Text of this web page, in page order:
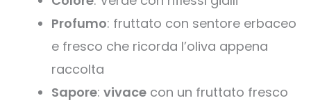
Profumo: fruttato con sentore erbaceo
e fresco che ricorda l’oliva appena
raccolta
Sapore: vivace con un fruttato fresco